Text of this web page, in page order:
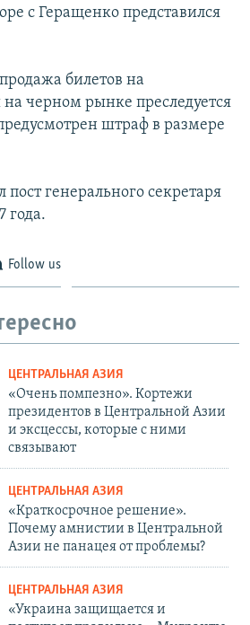
с Геращенко представился
билетов на
черном рынке преследуется
штраф в размере
генерального секретаря
года.
Follow us
ЦЕНТРАЛЬНАЯ АЗИЯ
«Очень помпезно». Кортежи
президентов в Центральной Азии
и эксцессы, которые с ними
связывают
ЦЕНТРАЛЬНАЯ АЗИЯ
«Краткосрочное решение».
Почему амнистии в Центральной
Азии не панацея от проблемы?
ЦЕНТРАЛЬНАЯ АЗИЯ
«Украина защищается и